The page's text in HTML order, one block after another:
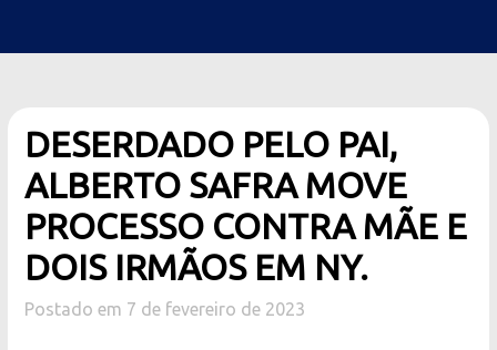
DESERDADO PELO PAI,
ALBERTO SAFRA MOVE
PROCESSO CONTRA MÃE E
DOIS IRMÃOS EM NY.
Postado em 7 de fevereiro de 2023